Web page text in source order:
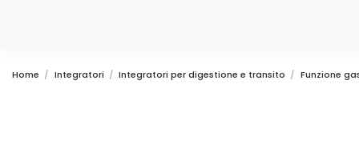
Home Integratori Integratori per digestione e transito Funzione